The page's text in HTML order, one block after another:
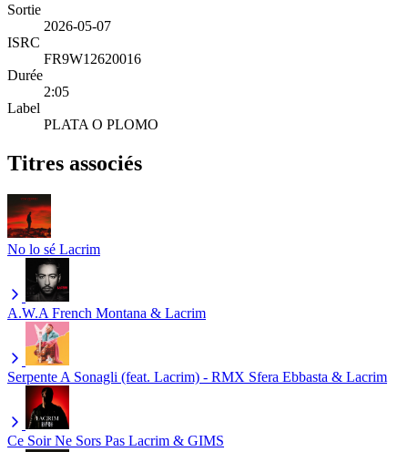
Sortie
2026-05-07
ISRC
FR9W12620016
Durée
2:05
Label
PLATA O PLOMO
Titres associés
No lo sé Lacrim
A.W.A French Montana & Lacrim
Serpente A Sonagli (feat. Lacrim) - RMX Sfera Ebbasta & Lacrim
Ce Soir Ne Sors Pas Lacrim & GIMS